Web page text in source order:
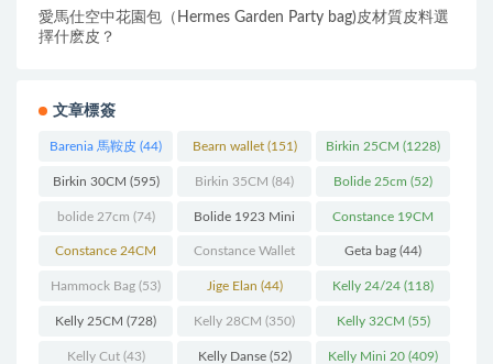
愛馬仕空中花園包（Hermes Garden Party bag)皮材質皮料選
擇什麽皮？
文章標簽
Barenia 馬鞍皮 (44) Bearn wallet(151) Birkin 25CM (1228)
Birkin 30CM (595) Birkin 35CM (84) Bolide 25cm (52)
bolide 27cm (74) Bolide 1923 Mini
(93)
Constance 19CM
(571)
Constance 24CM
(216)
Constance Wallet
(60)
Geta bag (44)
Hammock Bag (53) Jige Elan (44) Kelly 24/24 (118)
Kelly 25CM (728) Kelly 28CM (350) Kelly 32CM (55)
Kelly Cut(43) Kelly Danse(52) Kelly Mini 20 (409)